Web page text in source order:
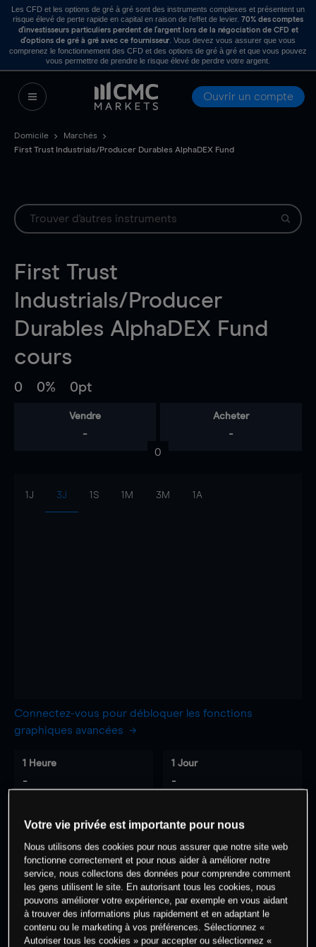
Les CFD et les options de gré à gré sont des instruments complexes et présentent un
risque élevé de perte rapide en capital en raison de l’effet de levier. 70% des comptes
d’investisseurs particuliers perdent de l’argent lors de la négociation de CFD et
d’options de gré à gré avec ce fournisseur . Vous devez vous assurer que vous
comprenez le fonctionnement des CFD et des options de gré à gré et que vous pouvez
vous permettre de prendre le risque élevé de perdre votre argent.
Ouvrir un compte
Domicile
Marchés
First Trust Industrials/Producer Durables AlphaDEX Fund
First Trust
Industrials/Producer
Durables AlphaDEX Fund
cours
0 0% 0pt
Vendre
-
Acheter
-
0
1J 3J 1S 1M 3M 1A
Connectez-vous pour débloquer les fonctions
graphiques avancées
1 Heure
-
1 Jour
-
7 Jours
-
30 Jours
0% des clients ont une position àsur
cet actif
Votre vie privée est importante pour nous
Nous utilisons des cookies pour nous assurer que notre site web
fonctionne correctement et pour nous aider à améliorer notre
service, nous collectons des données pour comprendre comment
les gens utilisent le site. En autorisant tous les cookies, nous
pouvons améliorer votre expérience, par exemple en vous aidant
à trouver des informations plus rapidement et en adaptant le
contenu ou le marketing à vos préférences. Sélectionnez «
Autoriser tous les cookies » pour accepter ou sélectionnez «